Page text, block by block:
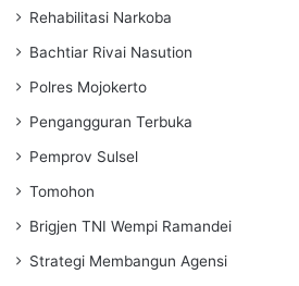
Rehabilitasi Narkoba
Bachtiar Rivai Nasution
Polres Mojokerto
Pengangguran Terbuka
Pemprov Sulsel
Tomohon
Brigjen TNI Wempi Ramandei
Strategi Membangun Agensi